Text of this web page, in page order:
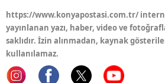
https://www.konyapostasi.com.tr/
yayınlanan yazı, haber, video ve
saklıdır. İzin alınmadan, kaynak
kullanılamaz.